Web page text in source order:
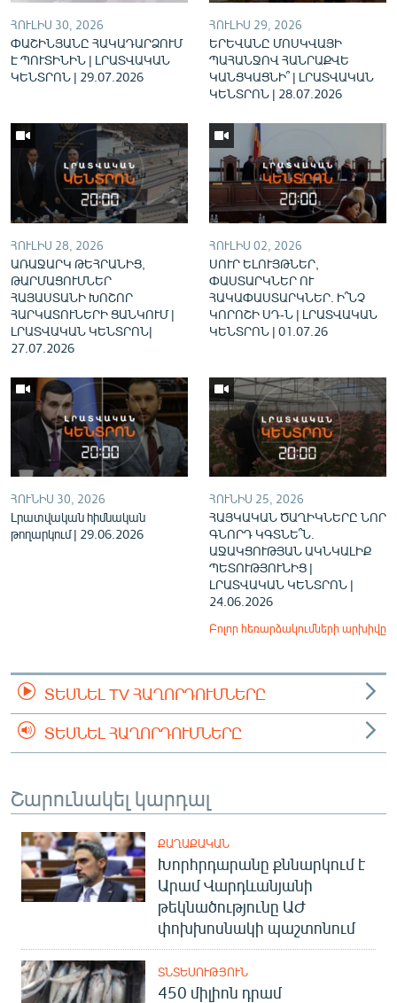
Русский
«Ազատության» բոլոր կայքերը
ՀՈՒԼԻՍ 30, 2026
ՓԱՇԻՆՅԱՆԸ ՀԱԿԱԴԱՐՁՈՒՄ
Է ՊՈՒՏԻՆԻՆ | ԼՐԱՏՎԱԿԱՆ
ԿԵՆՏՐՈՆ | 29.07.2026
ՀՈՒԼԻՍ 29, 2026
ԵՐԵՎԱՆԸ ՄՈՍԿՎԱՅԻ
ՊԱՀԱՆՋՈՎ ՀԱՆՐԱՔՎԵ
ԿԱՆՑԿԱՑՆԻ՞ | ԼՐԱՏՎԱԿԱՆ
ԿԵՆՏՐՈՆ | 28.07.2026
ՀՈՒԼԻՍ 28, 2026
ԱՌԱՋԱՐԿ ԹԵՀՐԱՆԻՑ,
ԹԱՐՄԱՑՈՒՄՆԵՐ
ՀԱՅԱՍՏԱՆԻ ԽՈՇՈՐ
ՀԱՐԿԱՏՈՒՆԵՐԻ ՑԱՆԿՈՒՄ |
ԼՐԱՏՎԱԿԱՆ ԿԵՆՏՐՈՆ|
27.07.2026
ՀՈՒԼԻՍ 02, 2026
ՍՈՒՐ ԵԼՈՒՅԹՆԵՐ,
ՓԱՍՏԱՐԿՆԵՐ ՈՒ
ՀԱԿԱՓԱՍՏԱՐԿՆԵՐ. Ի՞ՆՉ
ԿՈՐՈՇԻ ՍԴ-Ն | ԼՐԱՏՎԱԿԱՆ
ԿԵՆՏՐՈՆ | 01.07.26
ՀՈՒՆԻՍ 30, 2026
Լրատվական հիմնական
թողարկում | 29.06.2026
ՀՈՒՆԻՍ 25, 2026
ՀԱՅԿԱԿԱՆ ԾԱՂԻԿՆԵՐԸ ՆՈՐ
ԳՆՈՐԴ ԿԳՏՆԵ՞Ն.
ԱՋԱԿՑՈՒԹՅԱՆ ԱԿՆԿԱԼԻՔ
ՊԵՏՈՒԹՅՈՒՆԻՑ |
ԼՐԱՏՎԱԿԱՆ ԿԵՆՏՐՈՆ |
24.06.2026
Բոլոր հեռարձակումների արխիվը
ՏԵՍՆԵԼ TV ՀԱՂՈՐԴՈՒՄՆԵՐԸ
ՏԵՍՆԵԼ ՀԱՂՈՐԴՈՒՄՆԵՐԸ
Շարունակել կարդալ
ՔԱՂԱՔԱԿԱՆ
Խորհրդարանը քննարկում է
Արամ Վարդևանյանի
թեկնածությունը ԱԺ
փոխխոսնակի պաշտոնում
ՏՆՏԵՍՈՒԹՅՈՒՆ
450 միլիոն դրամ